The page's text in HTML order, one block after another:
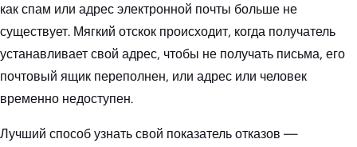
как спам или адрес электронной почты больше не
существует. Мягкий отскок происходит, когда получатель
устанавливает свой адрес, чтобы не получать письма, его
почтовый ящик переполнен, или адрес или человек
временно недоступен.
Лучший способ узнать свой показатель отказов —